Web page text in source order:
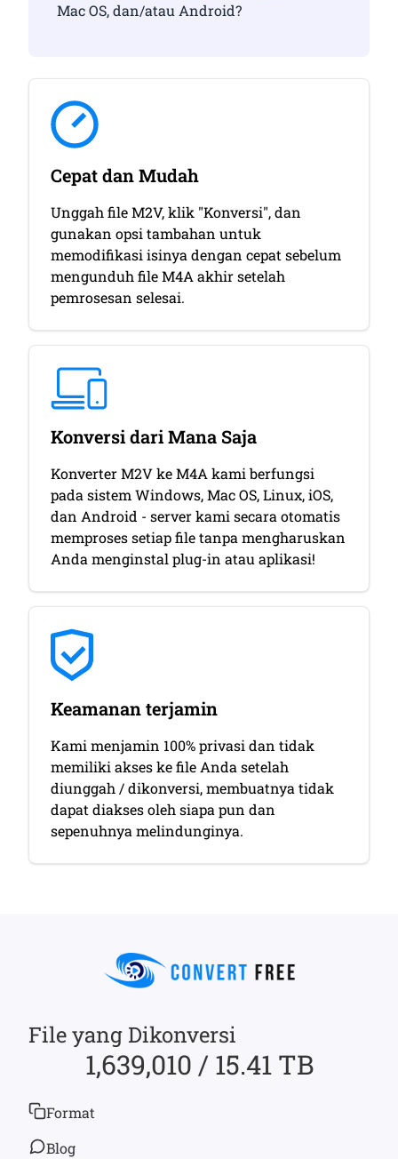
Mac OS, dan/atau Android?
Cepat dan Mudah
Unggah file M2V, klik "Konversi", dan
gunakan opsi tambahan untuk
memodifikasi isinya dengan cepat sebelum
mengunduh file M4A akhir setelah
pemrosesan selesai.
Konversi dari Mana Saja
Konverter M2V ke M4A kami berfungsi
pada sistem Windows, Mac OS, Linux, iOS,
dan Android - server kami secara otomatis
memproses setiap file tanpa mengharuskan
Anda menginstal plug-in atau aplikasi!
Keamanan terjamin
Kami menjamin 100% privasi dan tidak
memiliki akses ke file Anda setelah
diunggah / dikonversi, membuatnya tidak
dapat diakses oleh siapa pun dan
sepenuhnya melindunginya.
File yang Dikonversi
1,639,010 / 15.41 TB
Format
Blog